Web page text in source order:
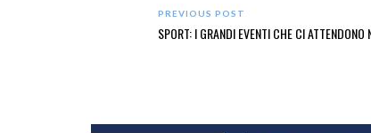
PREVIOUS POST
SPORT: I GRANDI EVENTI CHE CI ATTENDONO